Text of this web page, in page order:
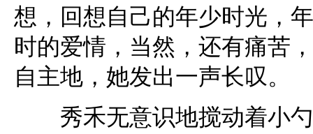
想，回想自己的年少时光，
时的爱情，当然，还有痛苦
自主地，她发出一声长叹。
秀禾无意识地搅动着小勺